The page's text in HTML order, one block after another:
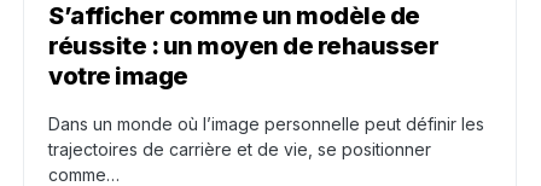
S’afficher comme un modèle de
réussite : un moyen de rehausser
votre image
Dans un monde où l’image personnelle peut définir les
trajectoires de carrière et de vie, se positionner
comme…